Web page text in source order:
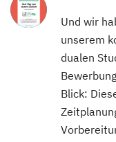
Und wir
unserem
dualen
Blick: